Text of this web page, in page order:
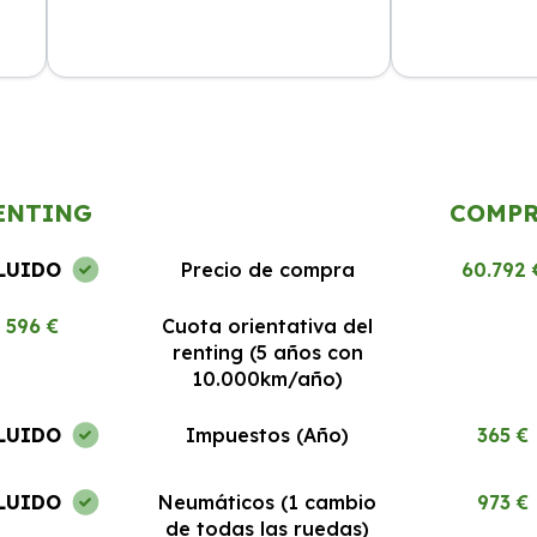
Precio de compra 60.792
596 €
Cuota orientativa del
renting (5 años con
10.000km/año)
Impuestos (Año) 365 €
Neumáticos (1 cambio
de todas las ruedas)
973 €